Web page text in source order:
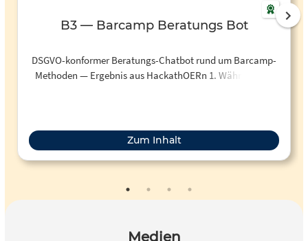
B3 — Barcamp Beratungs Bot
DSGVO-konformer Beratungs-Chatbot rund um Barcamp-
Methoden — Ergebnis aus HackathOERn 1. Während des
und Vertiefungs-Material liefert. Ausblick: Umzug in
produktives Hosting, Follow-up-Fragen, Einbindung der
Barcamp-Materialien von selbstlernen.net, Marketing- und
Zum Inhalt
Medien